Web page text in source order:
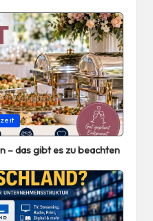
– das gibt es zu beachten